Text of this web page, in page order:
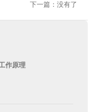
下一篇：没有了
作原理